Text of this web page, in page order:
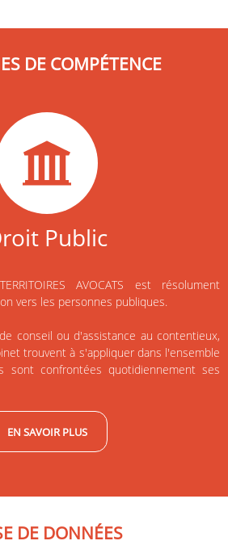
DE COMPÉTENCE
Public
AVOCATS est résolument
vers les personnes publiques.
conseil ou d'assistance au contentieux,
trouvent à s'appliquer dans l'ensemble
sont confrontées quotidiennement ses
EN SAVOIR PLUS
DE DONNÉES